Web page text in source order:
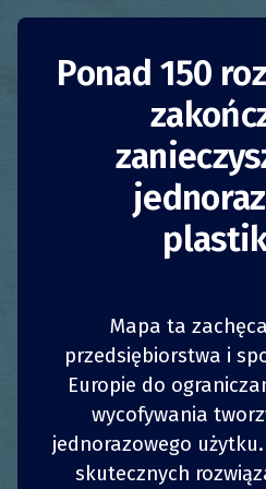
Wyzwanie
w Brukseli
Uświadamianie
Władze publiczne
angażują się w realizację
odpadów”, w ramach
różne inspirujące
comiesięcznybiuletyn
1 UDOSTĘPNIJ
4 UDOSTĘPNIJ
Ponad 150
Mapa ta
przedsiębiorstwa i
Europie do
wycofywania
jednorazowego
skutecznych
1 UDOSTĘPNIJ
4 UDOSTĘPNIJ